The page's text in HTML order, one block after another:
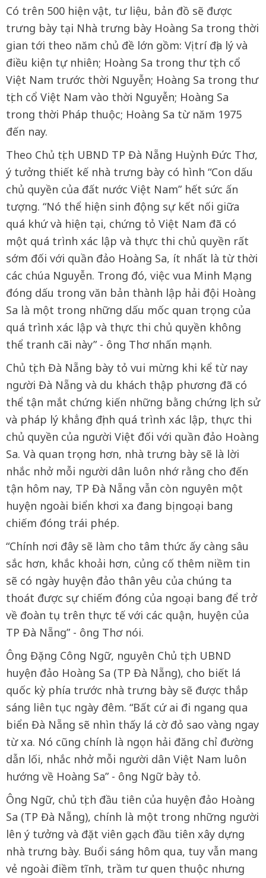
Có trên 500 hiện vật, tư liệu, bản đồ sẽ được
trưng bày tại Nhà trưng bày Hoàng Sa trong thời
gian tới theo năm chủ đề lớn gồm: Vị trí địa lý và
điều kiện tự nhiên; Hoàng Sa trong thư tịch cổ
Việt Nam trước thời Nguyễn; Hoàng Sa trong thư
tịch cổ Việt Nam vào thời Nguyễn; Hoàng Sa
trong thời Pháp thuộc; Hoàng Sa từ năm 1975
đến nay.
Theo Chủ tịch UBND TP Đà Nẵng Huỳnh Đức Thơ,
ý tưởng thiết kế nhà trưng bày có hình “Con dấu
chủ quyền của đất nước Việt Nam” hết sức ấn
tượng. “Nó thể hiện sinh động sự kết nối giữa
quá khứ và hiện tại, chứng tỏ Việt Nam đã có
một quá trình xác lập và thực thi chủ quyền rất
sớm đối với quần đảo Hoàng Sa, ít nhất là từ thời
các chúa Nguyễn. Trong đó, việc vua Minh Mạng
đóng dấu trong văn bản thành lập hải đội Hoàng
Sa là một trong những dấu mốc quan trọng của
quá trình xác lập và thực thi chủ quyền không
thể tranh cãi này” - ông Thơ nhấn mạnh.
Chủ tịch Đà Nẵng bày tỏ vui mừng khi kể từ nay
người Đà Nẵng và du khách thập phương đã có
thể tận mắt chứng kiến những bằng chứng lịch sử
và pháp lý khẳng định quá trình xác lập, thực thi
chủ quyền của người Việt đối với quần đảo Hoàng
Sa. Và quan trọng hơn, nhà trưng bày sẽ là lời
nhắc nhở mỗi người dân luôn nhớ rằng cho đến
tận hôm nay, TP Đà Nẵng vẫn còn nguyên một
huyện ngoài biển khơi xa đang bị ngoại bang
chiếm đóng trái phép.
“Chính nơi đây sẽ làm cho tâm thức ấy càng sâu
sắc hơn, khắc khoải hơn, củng cố thêm niềm tin
sẽ có ngày huyện đảo thân yêu của chúng ta
thoát được sự chiếm đóng của ngoại bang để trở
về đoàn tụ trên thực tế với các quận, huyện của
TP Đà Nẵng” - ông Thơ nói.
Ông Đặng Công Ngữ, nguyên Chủ tịch UBND
huyện đảo Hoàng Sa (TP Đà Nẵng), cho biết lá
quốc kỳ phía trước nhà trưng bày sẽ được thắp
sáng liên tục ngày đêm. “Bất cứ ai đi ngang qua
biển Đà Nẵng sẽ nhìn thấy lá cờ đỏ sao vàng ngay
từ xa. Nó cũng chính là ngọn hải đăng chỉ đường
dẫn lối, nhắc nhở mỗi người dân Việt Nam luôn
hướng về Hoàng Sa” - ông Ngữ bày tỏ.
Ông Ngữ, chủ tịch đầu tiên của huyện đảo Hoàng
Sa (TP Đà Nẵng), chính là một trong những người
lên ý tưởng và đặt viên gạch đầu tiên xây dựng
nhà trưng bày. Buổi sáng hôm qua, tuy vẫn mang
vẻ ngoài điềm tĩnh, trầm tư quen thuộc nhưng